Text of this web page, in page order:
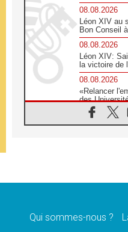
08.08.2026
Léon XIV au
Bon Conseil
08.08.2026
Léon XIV:
la victoire de
08.08.2026
«Relancer
des
08.08.2026
Signis 2026,
07.08.2026
07.08.2026
Qui sommes-nous ?